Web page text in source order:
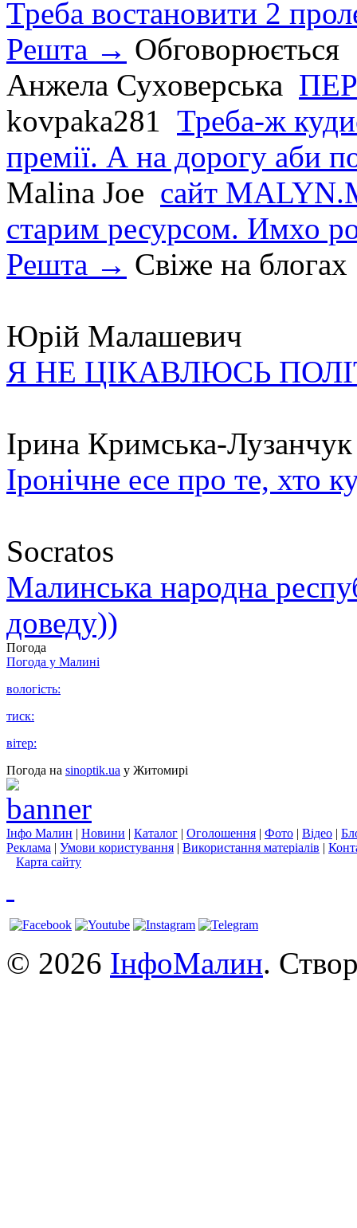
Треба востановити 2
Решта → Обговорюється
Анжела Суховерська
kovpaka281 Треба-ж
премії. А на дорогу аби
Malina Joe сайт
старим ресурсом. Имхо
Решта → Свіже на блогах
Юрій Малашевич
Я НЕ ЦІКАВЛЮСЬ
Ірина Кримська-Лузанчук
Іронічне есе про те, хто
Socratos
Малинська народна
доведу))
Погода
Погода у Малині
вологість:
тиск:
вітер:
Погода на sinoptik.ua у Житомирі
Інфо Малин | Новини | Каталог | Оголошення | Фото | Відео |
Реклама | Умови користування | Використання матеріалів |
Карта сайту
© 2026 ІнфоМалин.